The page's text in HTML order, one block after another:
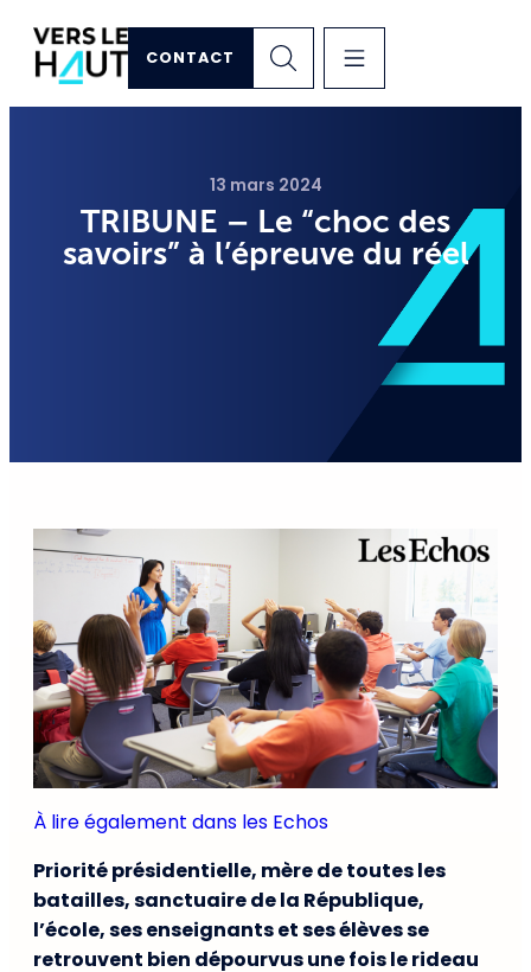
CONTACT
13 mars 2024
TRIBUNE – Le “choc des
savoirs” à l’épreuve du réel
À lire également dans les Echos
Priorité présidentielle, mère de toutes les
batailles, sanctuaire de la République,
l’école, ses enseignants et ses élèves se
retrouvent bien dépourvus une fois le rideau